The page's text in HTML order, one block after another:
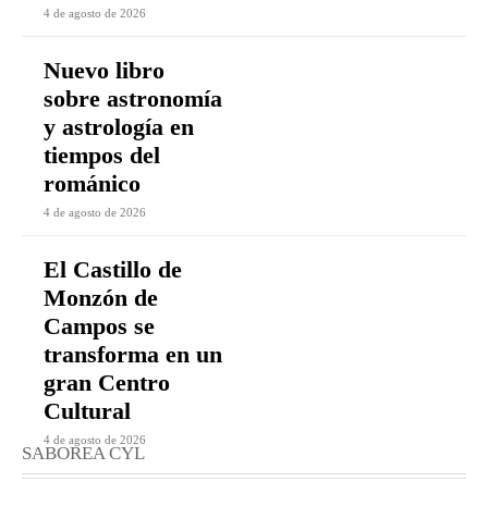
4 de agosto de 2026
Nuevo libro
sobre astronomía
y astrología en
tiempos del
románico
4 de agosto de 2026
El Castillo de
Monzón de
Campos se
transforma en un
gran Centro
Cultural
4 de agosto de 2026
SABOREA CYL